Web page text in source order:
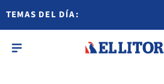
TEMAS DEL DÍA: